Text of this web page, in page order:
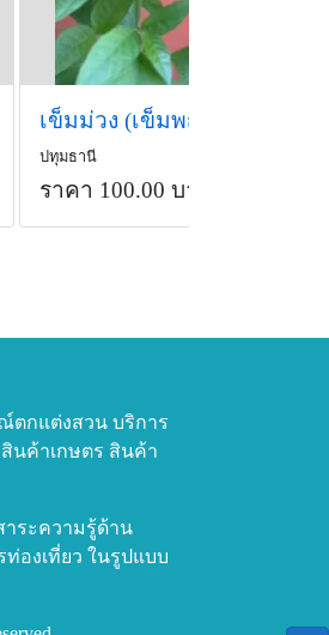
เข็มม่วง (เข็มพญาอินทร์)
ปทุมธานี
ราคา 100.00 บาท
ตกแต่งสวน บริการ
นค้าเกษตร สินค้า
ระความรู้ด้าน
องเที่ยว ในรูปแบบ